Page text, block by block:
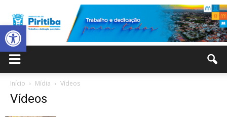
Abrir a barra de ferramentas
Início Mídia Vídeos
Vídeos